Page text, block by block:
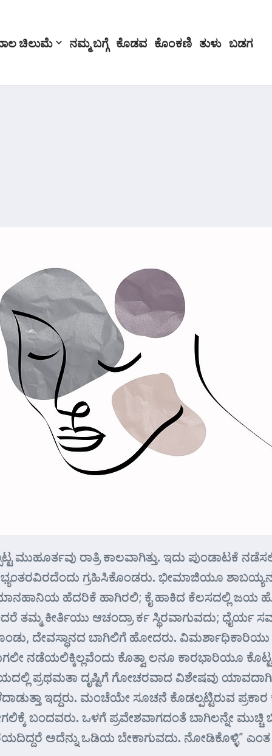
ಚಿಲುಮೆ ನಮ್ಮ ಬಗ್ಗೆ ಕೊಡವ ಕೊಂಕಣಿ ತುಳು ಬಡಗ
ರಾತ್ರಿ ಕಾಲವಾಗಿತ್ತು. ಇದು ಪುಂಡಾಟಕೆ
ಗ್ರಹಿಸಿಕೊಂಡರು. ಭೀಮಾಜಿಯೂ
ಹೆದರಿಕೆ ಹಾಗಿರಲಿ; ಕೈ ಹಾಕಿದ ಕೆಲಸದಲ್ಲಿ ಜಯ
ತಮ್ಮ ಕೀರ್ತಿಯು ಆಚಂದ್ರಾ ರ್ಕ ಸ್ಥಿರವಾಗುವದು; ಧೈರ್ಯ
ದೇವಸ್ಥಾನದ ಬಾಗಿಲಿಗೆ ಹೋದರು.
ಕೊತ್ವಾ ಲನೂ ಕಾರಭಾರಿಯೂ ಕೊಟ್ಟ
ಪ್ರಥಮತಾ ದೃಷ್ಟಿಗೆ ಗೋಚರವಾದ ವಿಶೇಷವು
ಇದ್ದರು. ಮಂಚೆಯೇ ಸೂಚನೆ ಕೊಡಲ್ಪಟ್ಟಿರುವ
ಬಂದವರು. ಒಳಗೆ ಪ್ರವೇಶವಾಗದಂತೆ ಬಾಗಿಲನ್ನೇ ಮುಚ್ಚಿ
ಅದೆನ್ನು ಒಡಿಯ ಬೇಕಾಗುವದು. ನೋಡಿಕೊಳ್ಳಿ”